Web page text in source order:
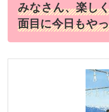
みなさん、楽し
面目に今日もや